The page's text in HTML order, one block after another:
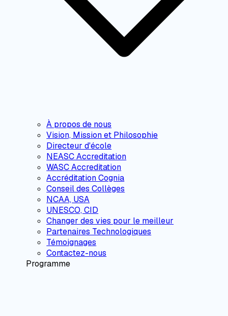
À propos de nous
Vision, Mission et Philosophie
Directeur d'école
NEASC Accreditation
WASC Accreditation
Accréditation Cognia
Conseil des Collèges
NCAA, USA
UNESCO, CID
Changer des vies pour le meilleur
Partenaires Technologiques
Témoignages
Contactez-nous
Programme